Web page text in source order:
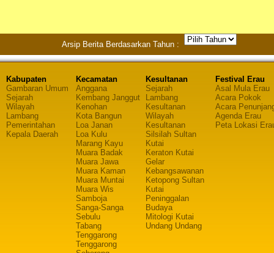
Arsip Berita Berdasarkan Tahun :
Kabupaten
Gambaran Umum
Sejarah
Wilayah
Lambang
Pemerintahan
Kepala Daerah
Kecamatan
Anggana
Kembang Janggut
Kenohan
Kota Bangun
Loa Janan
Loa Kulu
Marang Kayu
Muara Badak
Muara Jawa
Muara Kaman
Muara Muntai
Muara Wis
Samboja
Sanga-Sanga
Sebulu
Tabang
Tenggarong
Tenggarong
Kesultanan
Sejarah
Lambang
Kesultanan
Wilayah
Kesultanan
Silsilah Sultan
Kutai
Keraton Kutai
Gelar
Kebangsawanan
Ketopong Sultan
Kutai
Peninggalan
Budaya
Mitologi Kutai
Undang Undang
Festival Erau
Asal Mula Erau
Acara Pokok
Acara
Agenda Erau
Peta Lokasi